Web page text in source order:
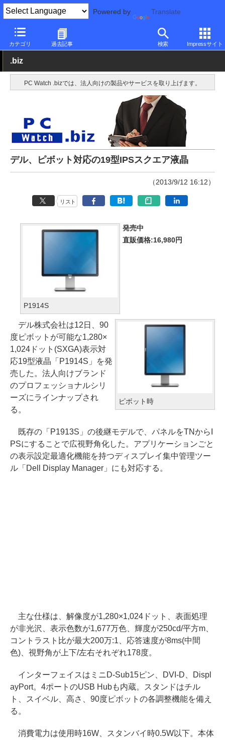
Powered by Translate
カテゴリ 過去記事 検索 Impressサイト
PC Watch 半導体/周辺機器
.biz
PC Watch .bizでは、法人向けの製品やサービスを取り上げます。
デル、ピボット対応の19型IPSスクエア液晶
（2013/9/12 16:12）
リスト
P1914S
発売中
直販価格:16,980円
ピボット時
デル株式会社は12日、90
度ピボットが可能な1,280×
1,024ドット(SXGA)表示対
応19型液晶「P1914S」を発
売した。法人向けブランド
のプロフェッショナルシリ
ーズにラインナップされ
る。
既存の「P1913S」の後継モデルで、パネルをTNからI
PSにすることで広視野角化した。アプリケーションごと
の表示設定最適化機能を持つディスプレイ集中管理ツー
ル「Dell Display Manager」にも対応する。
主な仕様は、解像度が1,280×1,024ドット、表面処理
が非光沢、表示色数が1,677万色、輝度が250cd/平方m、
コントラスト比が最大200万:1、応答速度が8ms(中間
色)、視野角が上下/左右それぞれ178度。
インターフェイスはミニD-Sub15ピン、DVI-D、Displ
ayPort。4ポートのUSB Hubも内蔵。スタンドはチル
ト、スイベル、高さ、90度ピボットの各調整機能を備え
る。
消費電力は使用時16W、スタンバイ時0.5W以下。本体